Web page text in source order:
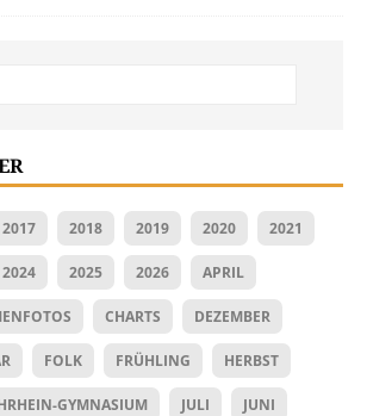
2017 2018 2019 2020 2021
2024 2025 2026 APRIL
CHARTS DEZEMBER
FOLK FRÜHLING HERBST
GYMNASIUM JULI JUNI